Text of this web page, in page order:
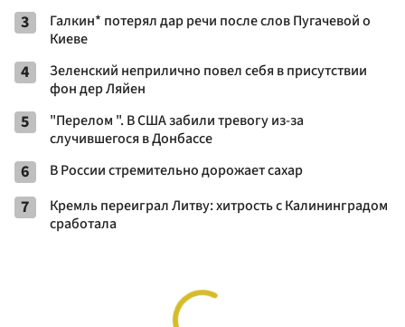
3
Галкин* потерял дар речи после слов Пугачевой о
Киеве
4
Зеленский неприлично повел cебя в присутствии
фон дер Ляйен
5
"Перелом ". В США забили тревогу из-за
случившегося в Донбассе
6 В России стремительно дорожает сахар
7
Кремль переиграл Литву: хитрость с Калининградом
сработала